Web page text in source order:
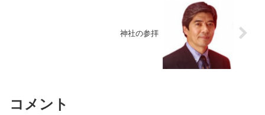
神社の参拝
コメント